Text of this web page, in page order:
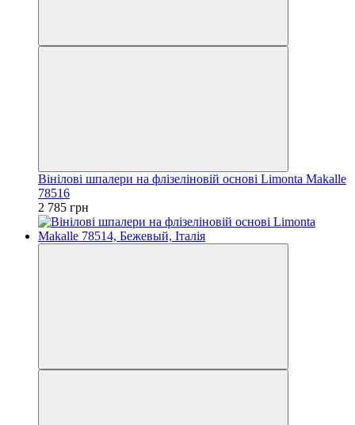
Вінілові шпалери на флізеліновій основі Limonta Makalle
78516
2 785 грн